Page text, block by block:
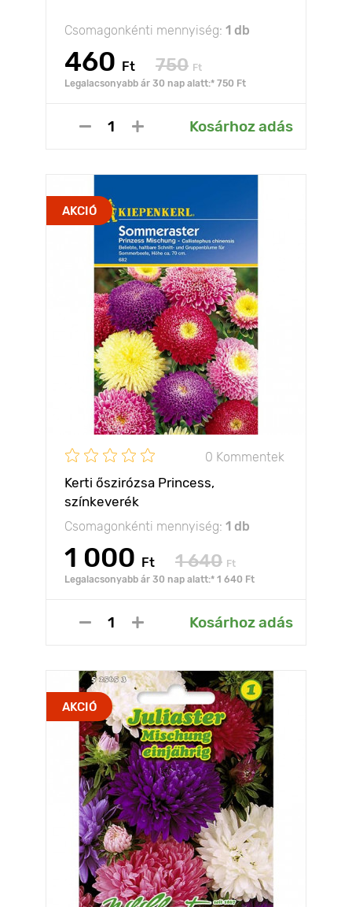
Csomagonkénti mennyiség: 1 db
460 Ft 750 Ft
Legalacsonyabb ár 30 nap alatt:* 750 Ft
Kosárhoz adás
AKCIÓ
0 Kommentek
Kerti őszirózsa Princess,
színkeverék
Csomagonkénti mennyiség: 1 db
1 000 Ft 1 640 Ft
Legalacsonyabb ár 30 nap alatt:* 1 640 Ft
Kosárhoz adás
AKCIÓ